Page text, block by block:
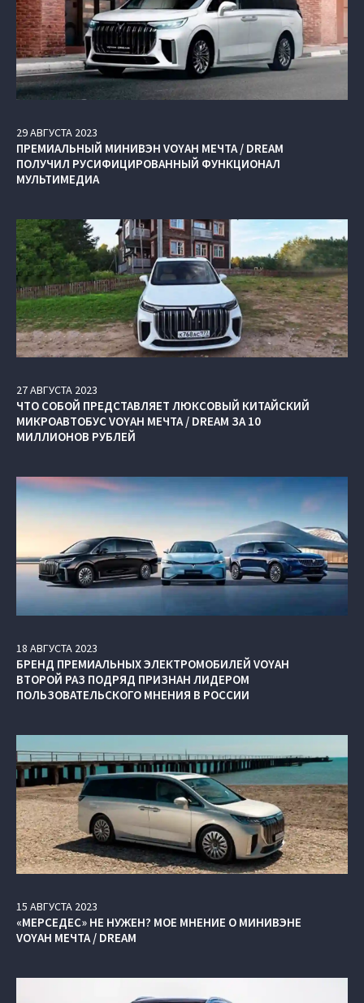
29АВГУСТА 2023
ПРЕМИАЛЬНЫЙ МИНИВЭН VOYAH МЕЧТА / DREAM
ПОЛУЧИЛ РУСИФИЦИРОВАННЫЙ ФУНКЦИОНАЛ
МУЛЬТИМЕДИА
27АВГУСТА 2023
ЧТО СОБОЙ ПРЕДСТАВЛЯЕТ ЛЮКСОВЫЙ КИТАЙСКИЙ
МИКРОАВТОБУС VOYAH МЕЧТА / DREAM ЗА 10
МИЛЛИОНОВ РУБЛЕЙ
18 АВГУСТА 2023
БРЕНД ПРЕМИАЛЬНЫХ ЭЛЕКТРОМОБИЛЕЙ VOYAH
ВТОРОЙ РАЗ ПОДРЯД ПРИЗНАН ЛИДЕРОМ
ПОЛЬЗОВАТЕЛЬСКОГО МНЕНИЯ В РОССИИ
15 АВГУСТА 2023
«МЕРСЕДЕС» НЕ НУЖЕН? МОЕ МНЕНИЕ О МИНИВЭНЕ
VOYAH МЕЧТА / DREAM